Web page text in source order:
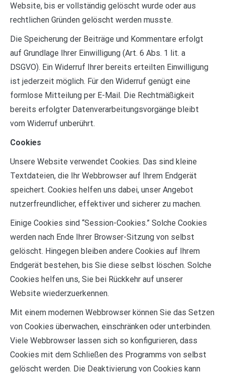
Website, bis er vollständig gelöscht wurde oder aus
rechtlichen Gründen gelöscht werden musste.
Die Speicherung der Beiträge und Kommentare erfolgt
auf Grundlage Ihrer Einwilligung (Art. 6 Abs. 1 lit. a
DSGVO). Ein Widerruf Ihrer bereits erteilten Einwilligung
ist jederzeit möglich. Für den Widerruf genügt eine
formlose Mitteilung per E-Mail. Die Rechtmäßigkeit
bereits erfolgter Datenverarbeitungsvorgänge bleibt
vom Widerruf unberührt.
Cookies
Unsere Website verwendet Cookies. Das sind kleine
Textdateien, die Ihr Webbrowser auf Ihrem Endgerät
speichert. Cookies helfen uns dabei, unser Angebot
nutzerfreundlicher, effektiver und sicherer zu machen.
Einige Cookies sind “Session-Cookies.” Solche Cookies
werden nach Ende Ihrer Browser-Sitzung von selbst
gelöscht. Hingegen bleiben andere Cookies auf Ihrem
Endgerät bestehen, bis Sie diese selbst löschen. Solche
Cookies helfen uns, Sie bei Rückkehr auf unserer
Website wiederzuerkennen.
Mit einem modernen Webbrowser können Sie das Setzen
von Cookies überwachen, einschränken oder unterbinden.
Viele Webbrowser lassen sich so konfigurieren, dass
Cookies mit dem Schließen des Programms von selbst
gelöscht werden. Die Deaktivierung von Cookies kann